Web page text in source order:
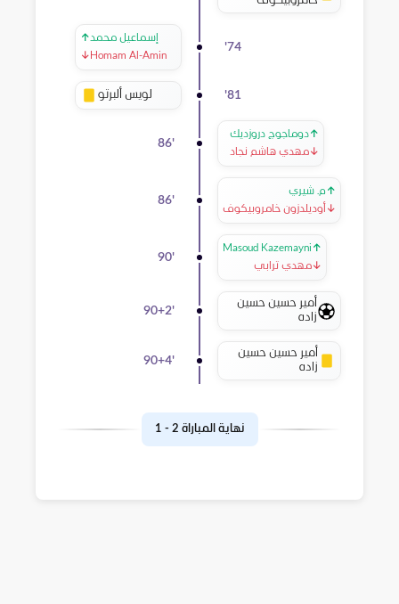
74
'
↑إسماعيل محمد
↓ Homam Al-Amin
81
' لويس ألبرتو
↑دوماجوج دروزديك
↓مهدي هاشم نجاد
86'
↑ م. شيري
↓ أوديلدزون خامروبيكوف
86'
↑
Masoud Kazemayni
↓مهدي ترابي
90'
أمير حسين حسين
زاده
90+2'
أمير حسين حسين
زاده
90+4'
نهاية المباراة 2
-
1